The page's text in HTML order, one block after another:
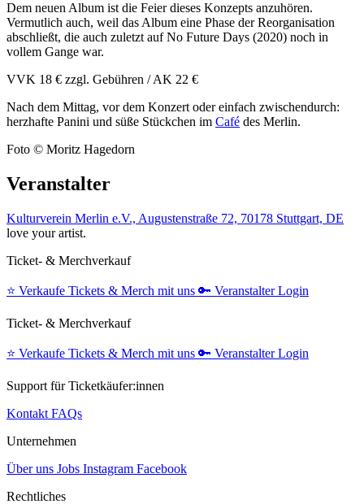
Dem neuen Album ist die Feier dieses Konzepts anzuhören.
Vermutlich auch, weil das Album eine Phase der Reorganisation
abschließt, die auch zuletzt auf No Future Days (2020) noch in
vollem Gange war.
VVK 18 € zzgl. Gebühren / AK 22 €
Nach dem Mittag, vor dem Konzert oder einfach zwischendurch:
herzhafte Panini und süße Stückchen im Café des Merlin.
Foto © Moritz Hagedorn
Veranstalter
Kulturverein Merlin e.V., Augustenstraße 72, 70178 Stuttgart, DE
love your artist.
Ticket- & Merchverkauf
⭐️ Verkaufe Tickets & Merch mit uns 🔑 Veranstalter Login
Ticket- & Merchverkauf
⭐️ Verkaufe Tickets & Merch mit uns 🔑 Veranstalter Login
Support für Ticketkäufer:innen
Kontakt FAQs
Unternehmen
Über uns Jobs Instagram Facebook
Rechtliches